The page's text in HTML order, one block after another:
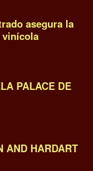
asegura la
PALACE DE
AND HARDART
06